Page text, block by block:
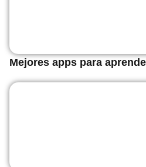
Mejores apps para